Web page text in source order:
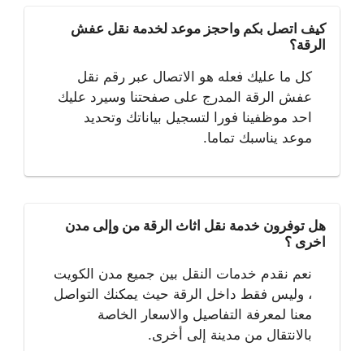
كيف اتصل بكم واحجز موعد لخدمة نقل عفش
الرقة؟
كل ما عليك فعله هو الاتصال عبر رقم نقل
عفش الرقة المدرج على صفحتنا وسيرد عليك
احد موظفينا فورا لتسجيل بياناتك وتحديد
موعد يناسبك تماما.
هل توفرون خدمة نقل اثاث الرقة من وإلى مدن
اخرى ؟
نعم نقدم خدمات النقل بين جميع مدن الكويت
، وليس فقط داخل الرقة حيث يمكنك التواصل
معنا لمعرفة التفاصيل والاسعار الخاصة
بالانتقال من مدينة إلى أخرى.